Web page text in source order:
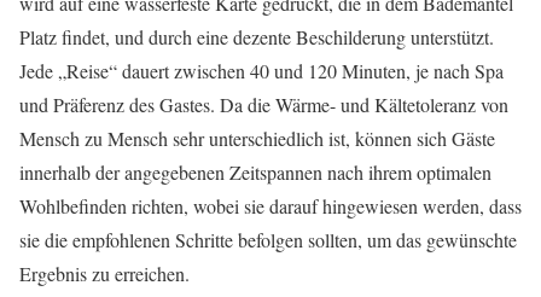
Platz findet, und durch eine dezente Beschilderung unterstützt.
Jede „Reise“ dauert zwischen 40 und 120 Minuten, je nach Spa
und Präferenz des Gastes. Da die Wärme- und Kältetoleranz von
Mensch zu Mensch sehr unterschiedlich ist, können sich Gäste
innerhalb der angegebenen Zeitspannen nach ihrem optimalen
Wohlbefinden richten, wobei sie darauf hingewiesen werden, dass
sie die empfohlenen Schritte befolgen sollten, um das gewünschte
Ergebnis zu erreichen.